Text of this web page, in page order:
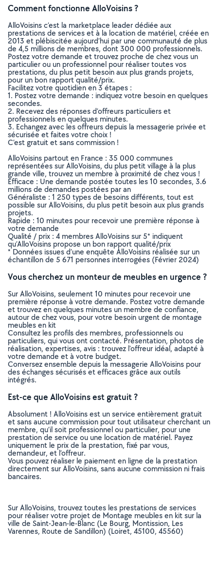
Comment fonctionne AlloVoisins ?
AlloVoisins c’est la marketplace leader dédiée aux
prestations de services et à la location de matériel, créée en
2013 et plébiscitée aujourd’hui par une communauté de plus
de 4,5 millions de membres, dont 300 000 professionnels.
Postez votre demande et trouvez proche de chez vous un
particulier ou un professionnel pour réaliser toutes vos
prestations, du plus petit besoin aux plus grands projets,
pour un bon rapport qualité/prix.
Facilitez votre quotidien en 3 étapes :
1. Postez votre demande : indiquez votre besoin en quelques
secondes.
2. Recevez des réponses d’offreurs particuliers et
professionnels en quelques minutes.
3. Echangez avec les offreurs depuis la messagerie privée et
sécurisée et faites votre choix !
C’est gratuit et sans commission !
AlloVoisins partout en France : 35 000 communes
représentées sur AlloVoisins, du plus petit village à la plus
grande ville, trouvez un membre à proximité de chez vous !
Efficace : Une demande postée toutes les 10 secondes, 3.6
millions de demandes postées par an
Généraliste : 1 250 types de besoins différents, tout est
possible sur AlloVoisins, du plus petit besoin aux plus grands
projets.
Rapide : 10 minutes pour recevoir une première réponse à
votre demande
Qualité / prix : 4 membres AlloVoisins sur 5* indiquent
qu’AlloVoisins propose un bon rapport qualité/prix
* Données issues d’une enquête AlloVoisins réalisée sur un
échantillon de 5 671 personnes interrogées (Février 2024)
Vous cherchez un monteur de meubles en urgence ?
Sur AlloVoisins, seulement 10 minutes pour recevoir une
première réponse à votre demande. Postez votre demande
et trouvez en quelques minutes un membre de confiance,
autour de chez vous, pour votre besoin urgent de montage
meubles en kit
Consultez les profils des membres, professionnels ou
particuliers, qui vous ont contacté. Présentation, photos de
réalisation, expertises, avis : trouvez l'offreur idéal, adapté à
votre demande et à votre budget.
Conversez ensemble depuis la messagerie AlloVoisins pour
des échanges sécurisés et efficaces grâce aux outils
intégrés.
Est-ce que AlloVoisins est gratuit ?
Absolument ! AlloVoisins est un service entièrement gratuit
et sans aucune commission pour tout utilisateur cherchant un
membre, qu’il soit professionnel ou particulier, pour une
prestation de service ou une location de matériel. Payez
uniquement le prix de la prestation, fixé par vous,
demandeur, et l’offreur.
Vous pouvez réaliser le paiement en ligne de la prestation
directement sur AlloVoisins, sans aucune commission ni frais
bancaires.
Sur AlloVoisins, trouvez toutes les prestations de services
pour réaliser votre projet de Montage meubles en kit sur la
ville de Saint-Jean-le-Blanc (Le Bourg, Montission, Les
Varennes, Route de Sandillon) (Loiret, 45100, 45560)